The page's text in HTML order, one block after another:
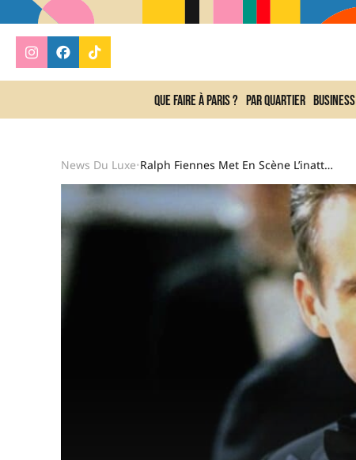
Que faire à Paris ? Par quartier Business
News Du Luxe• Ralph Fiennes Met En Scène L’inattendu À L’Opéra Garnier